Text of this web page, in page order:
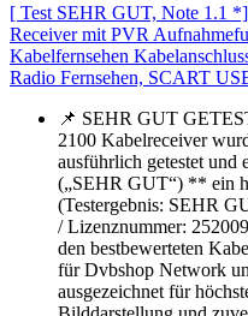
[ Test SEHR GUT, Note 1.1
Receiver mit PVR
Kabelfernsehen
Radio Fernsehen, SCART
📌 SEHR GUT
2100 Kabelreceiver
ausführlich getestet und
(„SEHR GUT“) ** ein
(Testergebnis: SEHR
/ Lizenznummer:
den bestbewerteten
für Dvbshop Network
ausgezeichnet für